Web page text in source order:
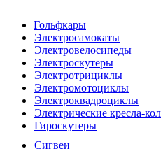
Гольфкары
Электросамокаты
Электровелосипеды
Электроскутеры
Электротрициклы
Электромотоциклы
Электроквадроциклы
Электрические кресла-
Гироскутеры
Сигвеи